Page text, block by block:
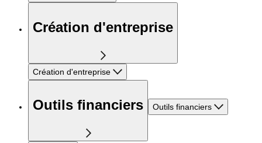
Création d'entreprise
Création d'entreprise
Outils financiers Outils financiers